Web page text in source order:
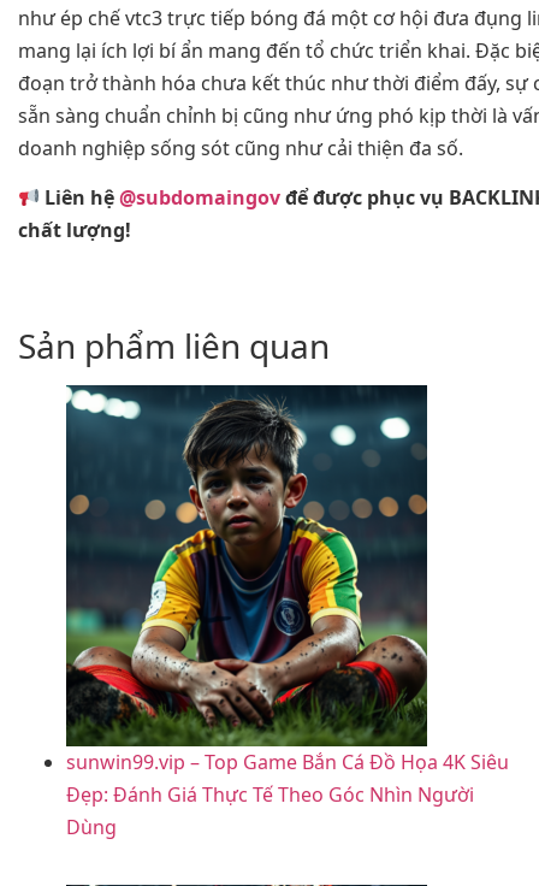
như ép chế vtc3 trực tiếp bóng đá một cơ hội đưa đụng
mang lại ích lợi bí ẩn mang đến tổ chức triển khai. Đặc
đoạn trở thành hóa chưa kết thúc như thời điểm đấy, sự
sẵn sàng chuẩn chỉnh bị cũng như ứng phó kịp thời là
doanh nghiệp sống sót cũng như cải thiện đa số.
Liên hệ@subdomaingovđể được phục vụ
chất lượng!
Sản phẩm liên quan
sunwin99.vip – Top Game Bắn Cá Đồ Họa 4K Siêu
Đẹp: Đánh Giá Thực Tế Theo Góc Nhìn Người
Dùng